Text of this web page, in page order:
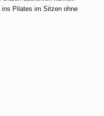
Pilates im Sitzen ohne